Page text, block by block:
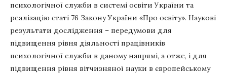
психологічної служби в системі освіти України та
реалізацію статі 76 Закону України «Про освіту». Наукові
результати дослідження – передумови для
підвищення рівня діяльності працівників
психологічної служби в даному напрямі, а отже, і для
підвищення рівня вітчизняної науки в європейському